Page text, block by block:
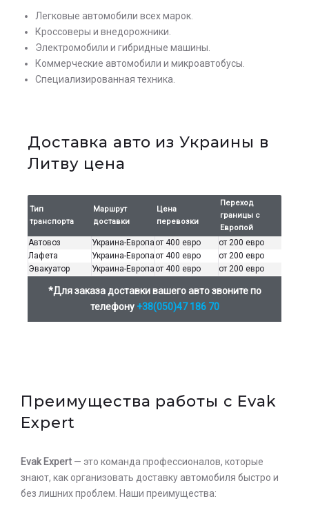
Легковые автомобили всех марок.
Кроссоверы и внедорожники.
Электромобили и гибридные машины.
Коммерческие автомобили и микроавтобусы.
Специализированная техника.
Доставка авто из Украины в
Литву цена
Тип
транспорта
Маршрут
доставки
Цена
перевозки
Переход
границы с
Европой
Автовоз Украина-Европа от 400 евро
от 200 евро
Лафета
Украина-Европа от 400 евро
от 200 евро
Эвакуатор
Украина-Европа от 400 евро от 200 евро
*Для заказа доставки вашего авто звоните по
телефону +38(050)47 186 70
Преимущества работы с Evak
Expert
Evak Expert — это команда профессионалов, которые
знают, как организовать доставку автомобиля быстро и
без лишних проблем. Наши преимущества: